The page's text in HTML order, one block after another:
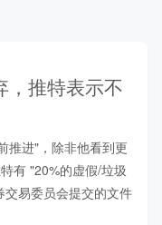
，推特表示不
推进"，除非他看到更
有 "20%的虚假/垃圾
易委员会提交的文件